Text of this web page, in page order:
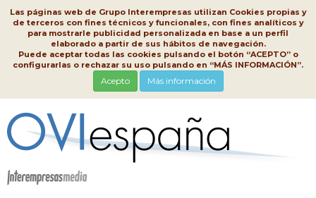
Las páginas web de Grupo Interempresas utilizan Cookies propias y
de terceros con fines técnicos y funcionales, con fines analíticos y
para mostrarle publicidad personalizada en base a un perfil
elaborado a partir de sus hábitos de navegación.
Puede aceptar todas las cookies pulsando el botón “ACEPTO” o
configurarlas o rechazar su uso pulsando en “MÁS INFORMACIÓN”.
Acepto Más información